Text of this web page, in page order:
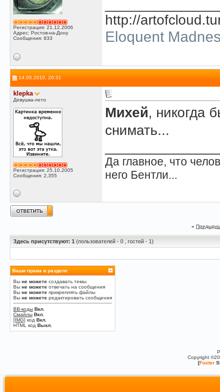
Регистрация: 21.12.2006
Адрес: Ростов-на-Дону
Сообщения: 833
http://
Eloquent
14.05.2010, 20:31
klepka
Девушка-лето
Регистрация: 25.10.2005
Сообщения: 2,355
Михей, никогда
снимать...
Да главное, что
него Бентли...
«
Здесь присутствуют: 1 (пользователей - 0 , гостей - 1)
Ваши права в разделе
Вы не можете создавать темы
Вы не можете отвечать на сообщения
Вы не можете прикреплять файлы
Вы не можете редактировать сообщения
BB-коды Вкл.
Смайлы Вкл.
[IMG] код Вкл.
HTML код Выкл.
Copyright
[Foxter